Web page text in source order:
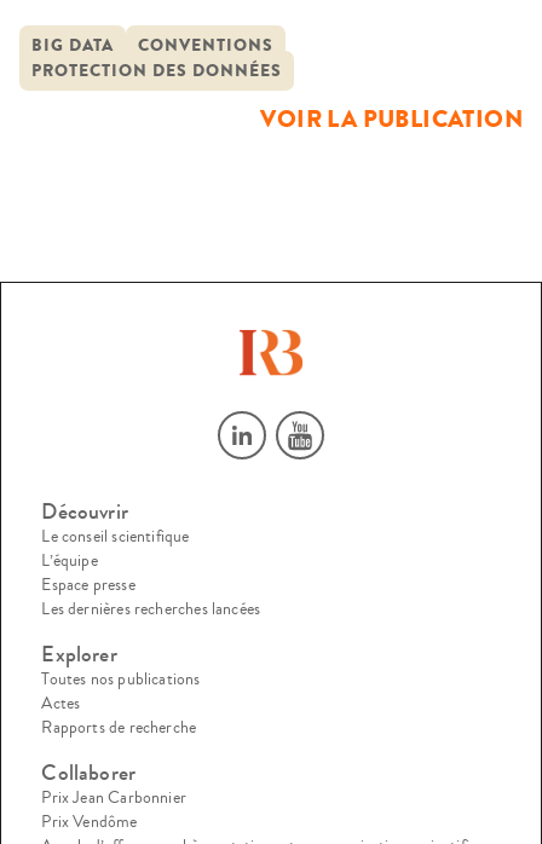
l’adoption promise d’un « paquet législatif » européen, mais
aussi celui de la préparation d’une loi sur le numérique en
France, et enfin, en arrière-fond des négociations euro-
BIG DATA
CONVENTIONS
PROTECTION DES DONNÉES
VOIR LA PUBLICATION
Découvrir
Le conseil scientifique
L’équipe
Espace presse
Les dernières recherches lancées
Explorer
Toutes nos publications
Actes
Rapports de recherche
Collaborer
Prix Jean Carbonnier
Prix Vendôme